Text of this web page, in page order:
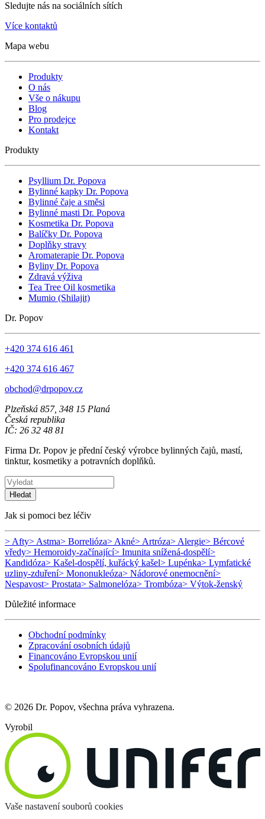
Sledujte nás na sociálních sítích
Více kontaktů
Mapa webu
Produkty
O nás
Vše o nákupu
Blog
Pro prodejce
Kontakt
Produkty
Psyllium Dr. Popova
Bylinné kapky Dr. Popova
Bylinné čaje a směsi
Bylinné masti Dr. Popova
Kosmetika Dr. Popova
Balíčky Dr. Popova
Doplňky stravy
Aromaterapie Dr. Popova
Byliny Dr. Popova
Zdravá výživa
Tea Tree Oil kosmetika
Mumio (Shilajit)
Dr. Popov
+420 374 616 461
+420 374 616 467
obchod@drpopov.cz
Plzeňská 857, 348 15 Planá
Česká republika
IČ: 26 32 48 81
Firma Dr. Popov je přední český výrobce bylinných čajů, mastí,
tinktur, kosmetiky a potravních doplňků.
Hledat
Jak si pomoci bez léčiv
> Afty> Astma> Borrelióza> Akné> Artróza> Alergie> Bércové
vředy> Hemoroidy-začínající> Imunita snížená-dospělí>
Kandidóza> Kašel-dospělí, kuřácký kašel> Lupénka> Lymfatické
uzliny-zduření> Mononukleóza> Nádorové onemocnění>
Nespavost> Prostata> Salmonelóza> Trombóza> Výtok-ženský
Důležité informace
Obchodní podmínky
Zpracování osobních údajů
Financováno Evropskou unií
Spolufinancováno Evropskou unií
© 2026 Dr. Popov, všechna práva vyhrazena.
Vyrobil
Vaše nastavení souborů cookies